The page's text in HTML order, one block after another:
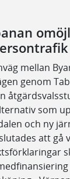
mellan
genom
som
och ny
att gå